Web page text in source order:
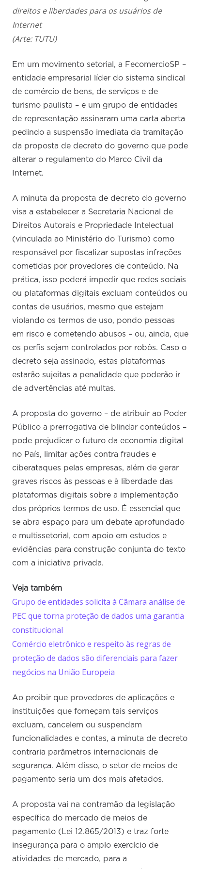
direitos e liberdades para os usuários de
Internet
(Arte: TUTU)
Em um movimento setorial, a FecomercioSP –
entidade empresarial líder do sistema sindical
de comércio de bens, de serviços e de
turismo paulista – e um grupo de entidades
de representação assinaram uma carta aberta
pedindo a suspensão imediata da tramitação
da proposta de decreto do governo que pode
alterar o regulamento do Marco Civil da
Internet.
A minuta da proposta de decreto do governo
visa a estabelecer a Secretaria Nacional de
Direitos Autorais e Propriedade Intelectual
(vinculada ao Ministério do Turismo) como
responsável por fiscalizar supostas infrações
cometidas por provedores de conteúdo. Na
prática, isso poderá impedir que redes sociais
ou plataformas digitais excluam conteúdos ou
contas de usuários, mesmo que estejam
violando os termos de uso, pondo pessoas
em risco e cometendo abusos – ou, ainda, que
os perfis sejam controlados por robôs. Caso o
decreto seja assinado, estas plataformas
estarão sujeitas a penalidade que poderão ir
de advertências até multas.
A proposta do governo – de atribuir ao Poder
Público a prerrogativa de blindar conteúdos –
pode prejudicar o futuro da economia digital
no País, limitar ações contra fraudes e
ciberataques pelas empresas, além de gerar
graves riscos às pessoas e à liberdade das
plataformas digitais sobre a implementação
dos próprios termos de uso. É essencial que
se abra espaço para um debate aprofundado
e multissetorial, com apoio em estudos e
evidências para construção conjunta do texto
com a iniciativa privada.
Veja também
Grupo de entidades solicita à Câmara análise de
PEC que torna proteção de dados uma garantia
constitucional
Comércio eletrônico e respeito às regras de
proteção de dados são diferenciais para fazer
negócios na União Europeia
Ao proibir que provedores de aplicações e
instituições que forneçam tais serviços
excluam, cancelem ou suspendam
funcionalidades e contas, a minuta de decreto
contraria parâmetros internacionais de
segurança. Além disso, o setor de meios de
pagamento seria um dos mais afetados.
A proposta vai na contramão da legislação
específica do mercado de meios de
pagamento (Lei 12.865/2013) e traz forte
insegurança para o amplo exercício de
atividades de mercado, para a